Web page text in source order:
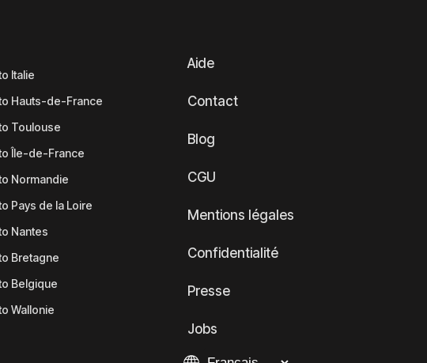
Italie
Hauts-de-France
Toulouse
Île-de-France
Normandie
Pays de la Loire
Nantes
Bretagne
Belgique
Wallonie
Aide
Contact
Blog
CGU
Mentions légales
Confidentialité
Presse
Jobs